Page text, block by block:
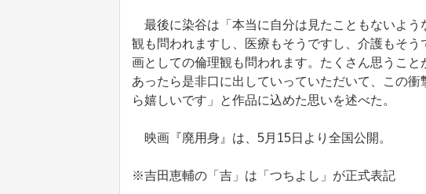
最後に染谷は「本当に自分は見たこともないよう
観も問われますし、医療もそうですし、介護もそ
画としての倫理観も問われます。たくさん思うこ
あったら是非口に出していっていただいて、この
ら嬉しいです」と作品に込めた思いを述べた。
映画『廃用身』は、5月15日より全国公開。
※吉田恵輔の「吉」は「つちよし」が正式表記